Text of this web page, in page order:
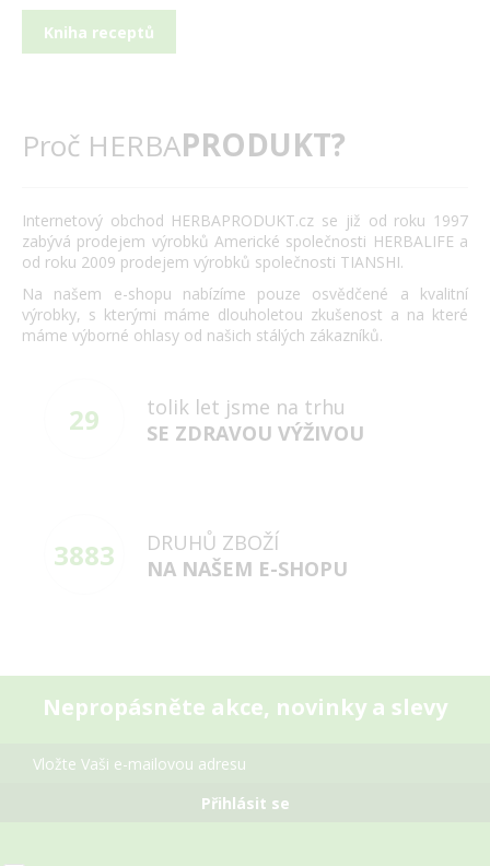
Kniha receptů
Proč HERBAPRODUKT?
Internetový obchod HERBAPRODUKT.cz se již od roku 1997
zabývá prodejem výrobků Americké společnosti HERBALIFE a
od roku 2009 prodejem výrobků společnosti TIANSHI.
Na našem e-shopu nabízíme pouze osvědčené a kvalitní
výrobky, s kterými máme dlouholetou zkušenost a na které
máme výborné ohlasy od našich stálých zákazníků.
29
tolik let jsme na trhu
SE ZDRAVOU VÝŽIVOU
3883
DRUHŮ ZBOŽÍ
NA NAŠEM E-SHOPU
Nepropásněte akce, novinky a slevy
Přihlásit se